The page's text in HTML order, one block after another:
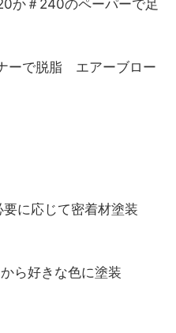
＃240のペーパーで足
で脱脂 エアーブロー
に応じて密着材塗装
ら好きな色に塗装